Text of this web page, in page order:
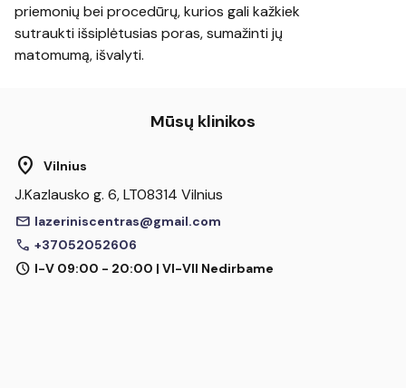
priemonių bei procedūrų, kurios gali kažkiek
sutraukti išsiplėtusias poras, sumažinti jų
matomumą, išvalyti.
Mūsų klinikos
location_on Vilnius
J.Kazlausko g. 6, LT08314 Vilnius
mail lazeriniscentras@gmail.com
call +37052052606
schedule I-V 09:00 - 20:00 | VI-VII Nedirbame